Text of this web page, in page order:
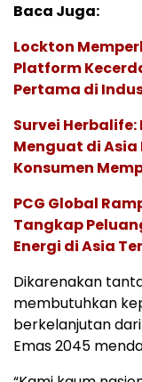
Baca Juga:
Lockton
Platform
Pertama di
Survei Herbalife:
Menguat di Asia
Konsumen
PCG Global
Tangkap
Energi di Asia
Dikarenakan
membutuhkan
berkelanjutan
Emas 2045